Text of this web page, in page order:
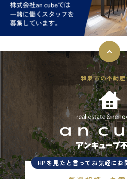
和泉市の不動産
HPを見たと言ってお気軽にお